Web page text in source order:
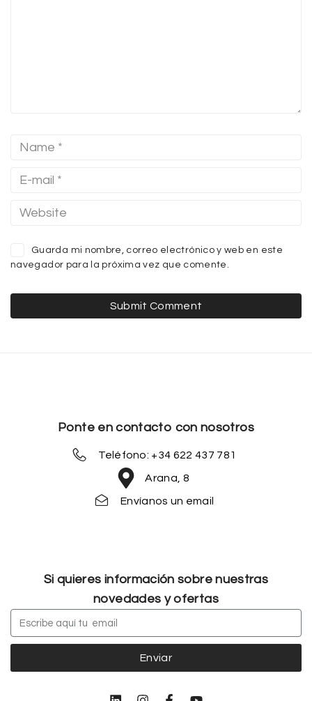
Guarda mi nombre, correo electrónico y web en este
navegador para la próxima vez que comente.
Ponte en contacto con nosotros
Teléfono: +34 622 437 781
Arana, 8
Envíanos un email
Si quieres información sobre nuestras
novedades y ofertas
Enviar